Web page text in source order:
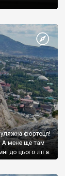
фортеця!
А мене ще там
до цього літа.